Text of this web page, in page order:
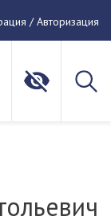
/ Авторизация